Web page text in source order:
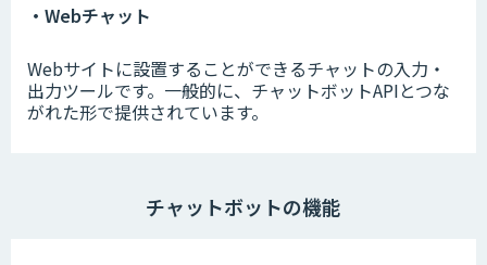
・Webチャット
Webサイトに設置することができるチャットの入力・
出力ツールです。一般的に、チャットボットAPIとつな
がれた形で提供されています。
チャットボットの機能